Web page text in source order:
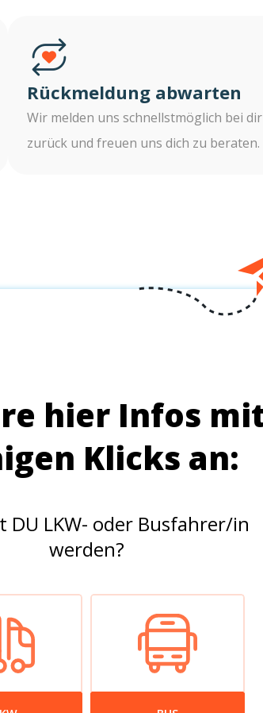
Rückmeldung abwarten
Wir melden uns schnellstmöglich bei dir
zurück und freuen uns dich zu beraten.